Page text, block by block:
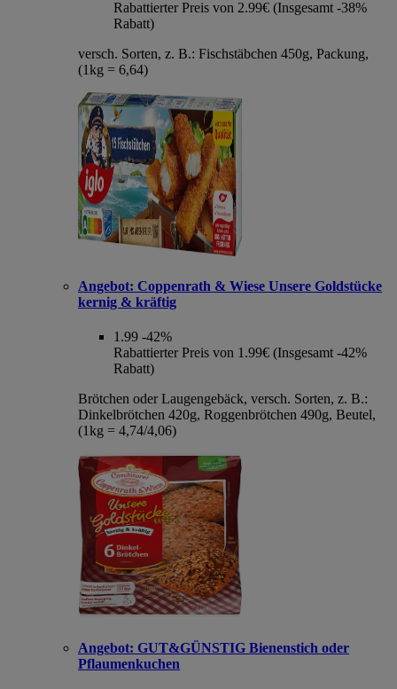
Rabattierter Preis von 2.99€ (Insgesamt -38%
Rabatt)
versch. Sorten, z. B.: Fischstäbchen 450g, Packung,
(1kg = 6,64)
Angebot: Coppenrath & Wiese Unsere Goldstücke
kernig & kräftig
1.99 -42%
Rabattierter Preis von 1.99€ (Insgesamt -42%
Rabatt)
Brötchen oder Laugengebäck, versch. Sorten, z. B.:
Dinkelbrötchen 420g, Roggenbrötchen 490g, Beutel,
(1kg = 4,74/4,06)
Angebot: GUT&GÜNSTIG Bienenstich oder
Pflaumenkuchen